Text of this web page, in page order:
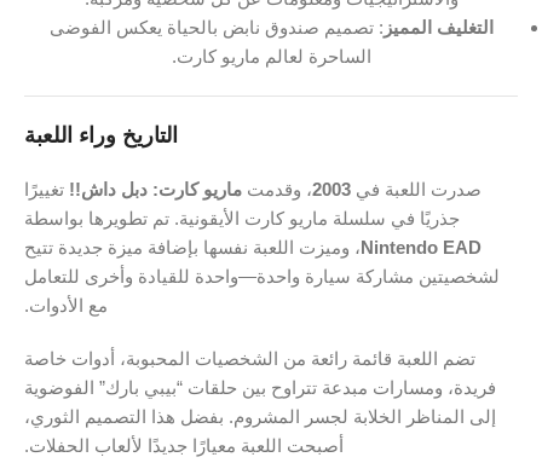
التغليف المميز : تصميم صندوق نابض بالحياة يعكس الفوضى
الساحرة لعالم ماريو كارت.
التاريخ وراء اللعبة
صدرت اللعبة في 2003، وقدمت ماريو كارت: دبل داش!! تغييرًا
جذريًا في سلسلة ماريو كارت الأيقونية. تم تطويرها بواسطة
Nintendo EAD، وميزت اللعبة نفسها بإضافة ميزة جديدة تتيح
لشخصيتين مشاركة سيارة واحدة—واحدة للقيادة وأخرى للتعامل
مع الأدوات.
تضم اللعبة قائمة رائعة من الشخصيات المحبوبة، أدوات خاصة
فريدة، ومسارات مبدعة تتراوح بين حلقات “بيبي بارك” الفوضوية
إلى المناظر الخلابة لجسر المشروم. بفضل هذا التصميم الثوري،
أصبحت اللعبة معيارًا جديدًا لألعاب الحفلات.